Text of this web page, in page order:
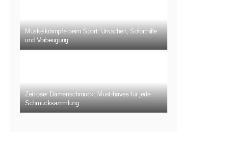
Muskelkrämpfe beim Sport: Ursachen, Soforthilfe
und Vorbeugung
Zeitloser Damenschmuck: Must-haves für jede
Schmucksammlung